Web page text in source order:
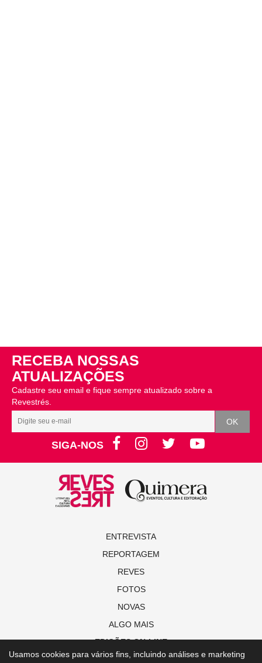
RECEBA NOSSAS
ATUALIZAÇÕES
Cadastre seu email e fique sempre atualizado sobre a
Revestrés.
SIGA-NOS
ENTREVISTA
REPORTAGEM
REVES
FOTOS
NOVAS
ALGO MAIS
EDIÇÕES ON-LINE
Usamos cookies para vários fins, incluindo análises e marketing